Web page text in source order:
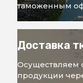
таможенным
Доставка
Осуществляем
продукции